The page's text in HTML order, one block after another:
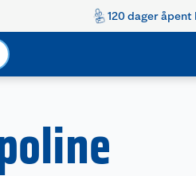
120 dager åpent